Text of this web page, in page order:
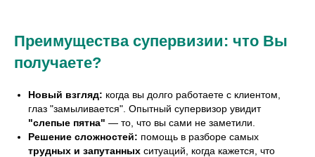
Преимущества супервизии: что Вы
получаете?
Новый взгляд: когда вы долго работаете с клиентом,
глаз "замыливается". Опытный супервизор увидит
"слепые пятна" — то, что вы сами не заметили.
Решение сложностей: помощь в разборе самых
трудных и запутанных ситуаций, когда кажется, что